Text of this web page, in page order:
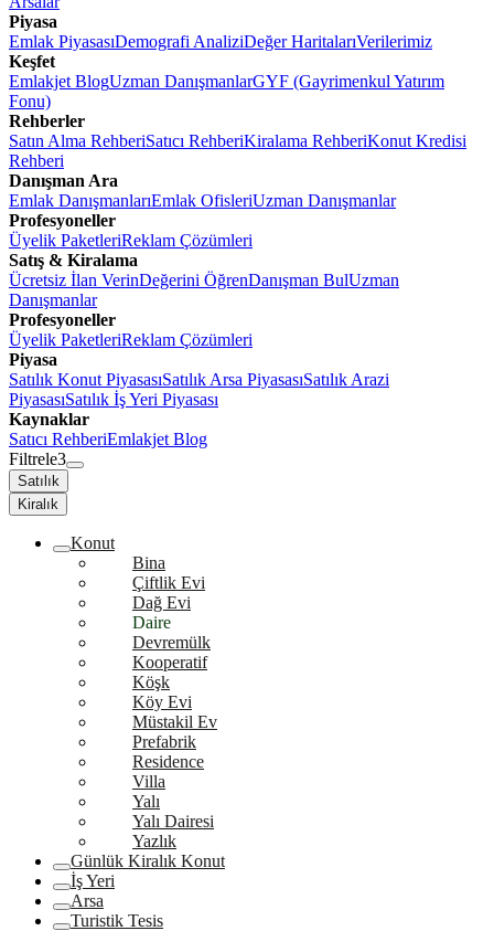
Piyasa
Emlak PiyasasıDemografi AnaliziDeğer HaritalarıVerilerimiz
Keşfet
Emlakjet BlogUzman DanışmanlarGYF (Gayrimenkul Yatırım
Fonu)
Rehberler
Satın Alma RehberiSatıcı RehberiKiralama RehberiKonut Kredisi
Rehberi
Danışman Ara
Emlak DanışmanlarıEmlak OfisleriUzman Danışmanlar
Profesyoneller
Üyelik PaketleriReklam Çözümleri
Satış & Kiralama
Ücretsiz İlan VerinDeğerini ÖğrenDanışman BulUzman
Danışmanlar
Profesyoneller
Üyelik PaketleriReklam Çözümleri
Piyasa
Satılık Konut PiyasasıSatılık Arsa PiyasasıSatılık Arazi
PiyasasıSatılık İş Yeri Piyasası
Kaynaklar
Satıcı RehberiEmlakjet Blog
Filtrele3
Satılık
Kiralık
Konut
Bina
Çiftlik Evi
Dağ Evi
Daire
Devremülk
Kooperatif
Köşk
Köy Evi
Müstakil Ev
Prefabrik
Residence
Villa
Yalı
Yalı Dairesi
Yazlık
Günlük Kiralık Konut
İş Yeri
Arsa
Turistik Tesis